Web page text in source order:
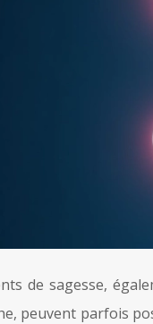
de sagesse,
peuvent parfois